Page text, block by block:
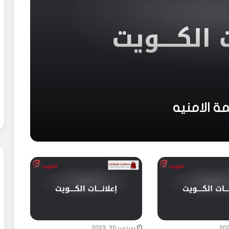
الامنيه